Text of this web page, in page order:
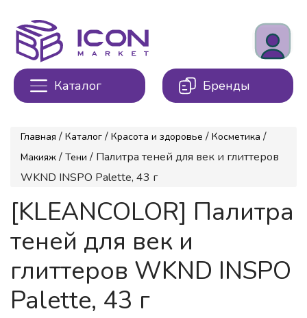
Каталог Бренды
Главная / Каталог / Красота и здоровье / Косметика /
Макияж / Тени / Палитра теней для век и глиттеров
WKND INSPO Palette, 43 г
[KLEANCOLOR] Палитра
теней для век и
глиттеров WKND INSPO
Palette, 43 г